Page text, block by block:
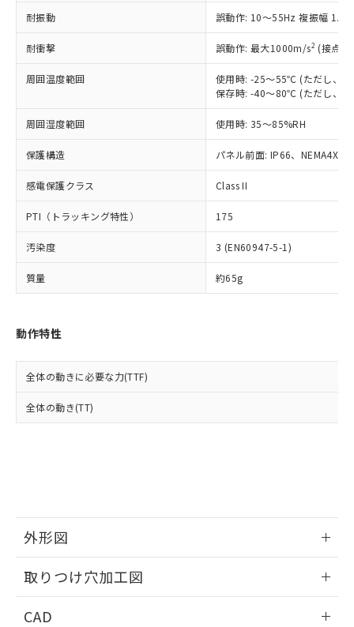
耐振動 誤動作: 10～55Hz 複振幅
耐衝撃 誤動作: 最大1000m/s2 (接点
周囲温度範囲
使用時: -25～55℃ (ただし、氷
保存時: -40～80℃ (ただし、氷
周囲湿度範囲 使用時: 35～85%RH
保護構造 パネル前面: IP66、NEMA4X,
感電保護クラス Class II
PTI（トラッキング特性） 175
汚染度 3 (EN60947-5-1)
質量 約65g
動作特性
全体の動きに必要な力(TTF)
全体の動き(TT)
外形図
取りつけ穴加工図
CAD
記載している更新日時点での社内デー
タに基づき作成されるものであり、閲
覧された時点での実際の在庫および標
準価格とは異なる場合があることをご
正式な納期状況および標準価格はお客
様のお取引先、またはお客様担当のオ
ムロン制御機器販売店・当社販売員に
オムロン制御機器販売店や当社販売拠
販売ネットワーク
」をご確認
ください。
在庫状況および標準価格結果を当社の
事前の承諾なく第三者に漏洩または開
示しないようお願いします。
マイパーツ機能（部品リスト作成サー
ビス）をご利用いただくには、I-Web
メンバーズにご登録されている必要が
および当社の共同利用者が、当社の製
品・サービスに関するお客様との取
をご了承ください。
※当社の共同利用者とは、"個人情報
鉛(Pb) 1000ppm以下、 水銀(Hg) 1000ppm以下、 カド
六価クロム(Cr(Ⅵ)) 1000ppm以下、ポリ臭化ビフェニル
類(PBB) 1000ppm以下、ポリ臭化ジフェニルエーテル類
(PBDE) 1000ppm以下、フタル酸ビス(2-エチルヘキシ
ル) (DEHP)(別名：DOP) 1000ppm以下、フタル酸ブチ
ルベンジル（BBP） 1000ppm以下、フタル酸ジブチル
（DBP） 1000ppm以下、フタル酸ジイソブチル
(DIBP) 1000ppm以下
但し、RoHS指令で産業用監視および制御機器に対する
適用除外項目は除く。
フタル酸エステル類の４物質については閾値を超える意
図的な使用がないことを確認しています。
※2 対応予定月
部品在庫の切り替え状況などにより、予定
月が前後することがあります。
下記の非含有証明書をダウンロードするこ
とができます。
EU RoHS指令（10物質）の非含有証明書
物質の対応では、対応完了までの期間は出
荷製品に未対応品が混在することから備考
既に当社にて対応品への在庫切替を完了
していることから、特段のことがない限
り、2022年1月12日より割愛しておりま
*中国RoHS10物質の基準値 (GB/T26572)：
Pb(鉛) :1000ppm、 Hg(水銀) : 1000ppm、 Cd(カドミウ
Cr(Ⅵ)(六価クロム) : 1000ppm、 PBBs(ポリ臭化ビフェ
ニル類) : 1000ppm、 PBDEs(ポリ臭化ジフェニルエーテ
ル) : 1000ppm、
DEHP(フタル酸ビス(2-エチルヘキシル)) : 1000ppm
※2 環境保護使用期限
「ｅ」：有害物質（10物質）のすべてが基
準値以下であることを示します。
「10」：通常の使用状況下において有害物
質が外部に漏えいし、環境に深刻な影響を
及ぼさない年数を意味します。
（以下｢規制貨物等」という）を輸出
または国外への提供する場合は、日本
国政府の輸出許可(または役務取引許
可)を取得するなどの必要な手続きを
当社は規制貨物を破棄する場合は、完
全に破砕するなど、違法に輸出されな
いよう必要な手段を講じます。
当社は貴社製品を、核兵器、ミサイ
ル、化学兵器、生物兵器またはその他
武器並びにこれらの製造装置等に一切
使用いたしません。
当社は、貴社製品を第三者に販売する
場合は、上記1、2および3の内容を当
該第三者に通知します。また当社は、
販売先および販売に係わる関係者が違
法に輸出するおそれがある場合は、取
り引きをいたしません。
○ 一定数以上の在庫あり
△ 一定数には満たないが在庫あり
在庫なし(最新の在庫状況につ
いては、お客様のお取引先、ま
たはお客様担当のオムロン制御
機器販売店・当社販売員にご確
認ください)
受注生産機種、また在庫状況の
情報を公開していない機種